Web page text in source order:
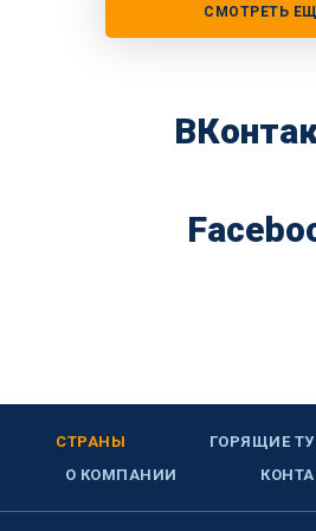
СМОТРЕТЬ
СТРАНЫ ГОРЯЩИЕ
О КОМПАНИИ